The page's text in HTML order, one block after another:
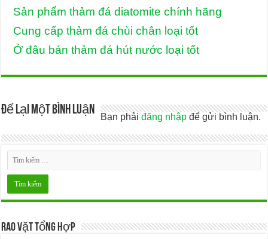
Sản phẩm thảm đá diatomite chính hãng
Cung cấp thảm đá chùi chân loại tốt
Ở đâu bán thảm đá hút nước loại tốt
Để lại một bình luận Bạn phảiđăng nhập để gửi bình luận.
Rao Vặt Tổng Hợp